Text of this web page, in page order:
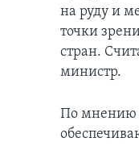
на руду и
точки
стран.
министр.
По мнению